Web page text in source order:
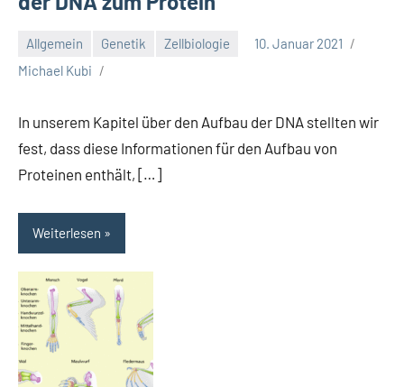
Allgemein Genetik Zellbiologie
10. Januar 2021
Michael Kubi
In unserem Kapitel über den Aufbau der DNA stellten wir
fest, dass diese Informationen für den Aufbau von
Proteinen enthält, […]
Weiterlesen